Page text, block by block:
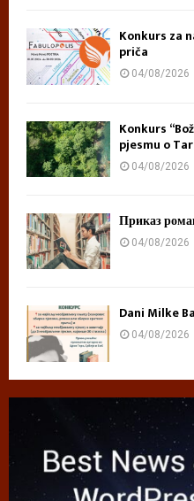
Konkurs za
priča
04/08/2026
Konkurs
pjesmu o
04/08/2026
Приказ
04/08/2026
Dani Milke
04/08/2026